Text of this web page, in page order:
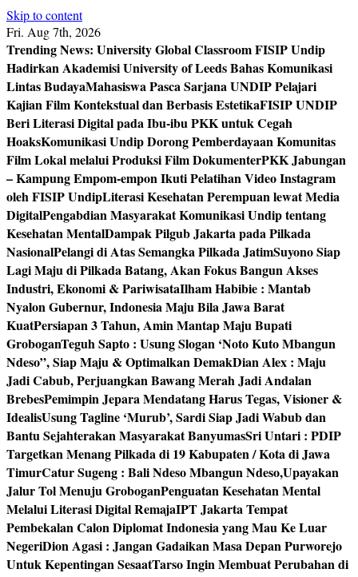
Skip to content
Fri. Aug 7th, 2026
Trending News: University Global Classroom FISIP Undip
Hadirkan Akademisi University of Leeds Bahas Komunikasi
Lintas BudayaMahasiswa Pasca Sarjana UNDIP Pelajari
Kajian Film Kontekstual dan Berbasis EstetikaFISIP UNDIP
Beri Literasi Digital pada Ibu-ibu PKK untuk Cegah
HoaksKomunikasi Undip Dorong Pemberdayaan Komunitas
Film Lokal melalui Produksi Film DokumenterPKK Jabungan
– Kampung Empom-empon Ikuti Pelatihan Video Instagram
oleh FISIP UndipLiterasi Kesehatan Perempuan lewat Media
DigitalPengabdian Masyarakat Komunikasi Undip tentang
Kesehatan MentalDampak Pilgub Jakarta pada Pilkada
NasionalPelangi di Atas Semangka Pilkada JatimSuyono Siap
Lagi Maju di Pilkada Batang, Akan Fokus Bangun Akses
Industri, Ekonomi & PariwisataIlham Habibie : Mantab
Nyalon Gubernur, Indonesia Maju Bila Jawa Barat
KuatPersiapan 3 Tahun, Amin Mantap Maju Bupati
GroboganTeguh Sapto : Usung Slogan ‘Noto Kuto Mbangun
Ndeso”, Siap Maju & Optimalkan DemakDian Alex : Maju
Jadi Cabub, Perjuangkan Bawang Merah Jadi Andalan
BrebesPemimpin Jepara Mendatang Harus Tegas, Visioner &
IdealisUsung Tagline ‘Murub’, Sardi Siap Jadi Wabub dan
Bantu Sejahterakan Masyarakat BanyumasSri Untari : PDIP
Targetkan Menang Pilkada di 19 Kabupaten / Kota di Jawa
TimurCatur Sugeng : Bali Ndeso Mbangun Ndeso,Upayakan
Jalur Tol Menuju GroboganPenguatan Kesehatan Mental
Melalui Literasi Digital RemajaIPT Jakarta Tempat
Pembekalan Calon Diplomat Indonesia yang Mau Ke Luar
NegeriDion Agasi : Jangan Gadaikan Masa Depan Purworejo
Untuk Kepentingan SesaatTarso Ingin Membuat Perubahan di